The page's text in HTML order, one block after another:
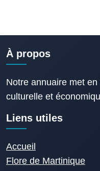
À propos
Notre annuaire met
culturelle et
Liens utiles
Accueil
Flore de Martinique